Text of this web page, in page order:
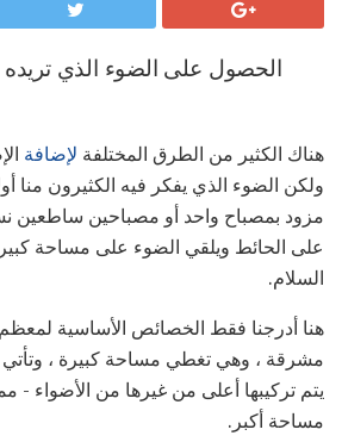
الحصول على الضوء الذي
هناك الكثير من الطرق المختلفة لإضافة
ولكن الضوء الذي يفكر فيه الكثيرون منا
مزود بمصباح واحد أو مصباحين ساطعين
على الحائط ويلقي الضوء على مساحة
السلام.
هنا أدرجنا فقط الخصائص الأساسية لمعظم
مشرقة ، وهي تغطي مساحة كبيرة ، وتأتي
يتم تركيبها أعلى من غيرها من الأضواء -
مساحة أكبر.